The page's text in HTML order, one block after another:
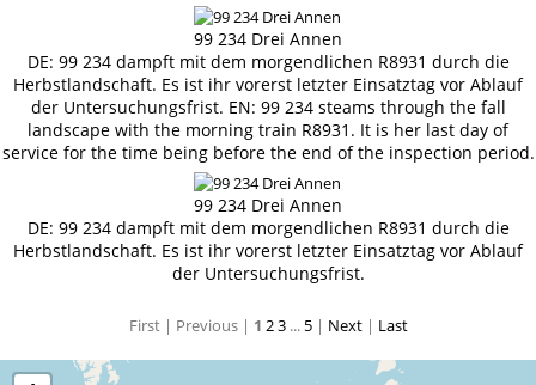
99 234 Drei Annen
DE: 99 234 dampft mit dem morgendlichen R8931 durch die
Herbstlandschaft. Es ist ihr vorerst letzter Einsatztag vor Ablauf
der Untersuchungsfrist. EN: 99 234 steams through the fall
landscape with the morning train R8931. It is her last day of
service for the time being before the end of the inspection period.
99 234 Drei Annen
DE: 99 234 dampft mit dem morgendlichen R8931 durch die
Herbstlandschaft. Es ist ihr vorerst letzter Einsatztag vor Ablauf
der Untersuchungsfrist.
First | Previous | 1 23... 5 | Next | Last